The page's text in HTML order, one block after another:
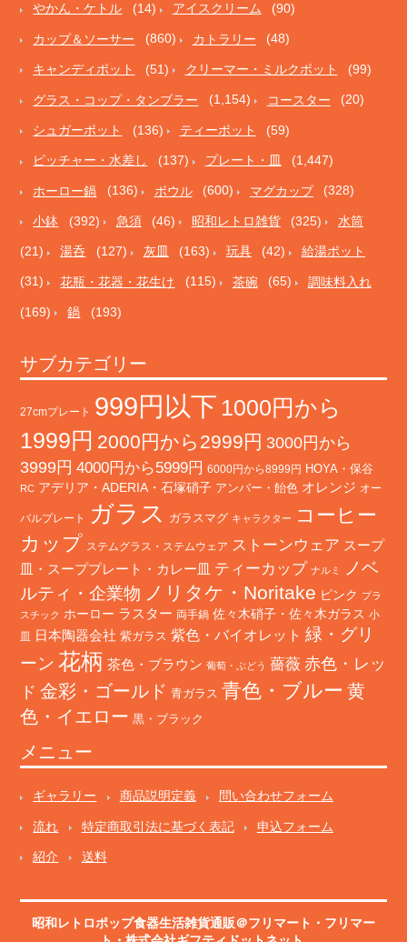
やかん・ケトル (14) アイスクリーム (90)
カップ＆ソーサー (860) カトラリー (48)
キャンディポット (51) クリーマー・ミルクポット (99)
グラス・コップ・タンブラー (1,154) コースター (20)
シュガーポット (136) ティーポット (59)
ピッチャー・水差し (137) プレート・皿 (1,447)
ホーロー鍋 (136) ボウル (600) マグカップ (328)
小鉢 (392) 急須 (46) 昭和レトロ雑貨 (325) 水筒
(21) 湯呑 (127) 灰皿 (163) 玩具 (42) 給湯ポット
(31) 花瓶・花器・花生け (115) 茶碗 (65) 調味料入れ
(169) 鍋 (193)
サブカテゴリー
27cmプレート 999円以下 1000円から
1999円 2000円から2999円 3000円から
3999円 4000円から5999円 6000円から8999円 HOYA・保谷
RC アデリア・ADERIA・石塚硝子 アンバー・飴色 オレンジ オー
バルプレート ガラス ガラスマグ キャラクター
コーヒー
カップ ステムグラス・ステムウェア ストーンウェア スープ
皿・スーププレート・カレー皿 ティーカップ ナルミ
ノベ
ルティ・企業物 ノリタケ・Noritake ピンク プラ
スチック ホーロー ラスター 両手鍋 佐々木硝子・佐々木ガラス 小
皿 日本陶器会社 紫ガラス 紫色・バイオレット 緑・グリ
ーン 花柄 茶色・ブラウン 葡萄・ぶどう 薔薇 赤色・レッ
ド 金彩・ゴールド 青ガラス 青色・ブルー 黄
色・イエロー 黒・ブラック
メニュー
ギャラリー 商品説明定義 問い合わせフォーム
流れ 特定商取引法に基づく表記 申込フォーム
紹介 送料
昭和レトロポップ食器生活雑貨通販＠フリマート ・ フリマー